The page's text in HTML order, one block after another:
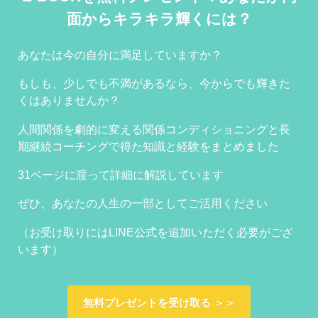
面からキラキラ輝くには？
あなたは今の自分に満足していますか？
もしも、少しでも不満があるなら、今からでも輝きた
くはありませんか？
人間関係を劇的に変える関係コンディショニングと長
期継続コーチングで得た知識と経験をまとめました
31ページに渡って詳細に解説しています
ぜひ、あなたの人生の一部としてご活用ください
（お受け取りにはLINE公式を追加いただく必要がござ
います）
無料プレゼントを受け取る ＞＞